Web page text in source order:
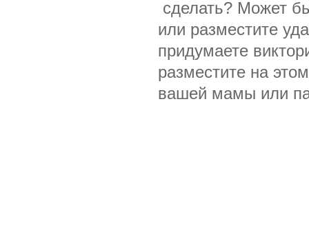
сделать? Может
или разместите
придумаете
разместите на
вашей мамы или